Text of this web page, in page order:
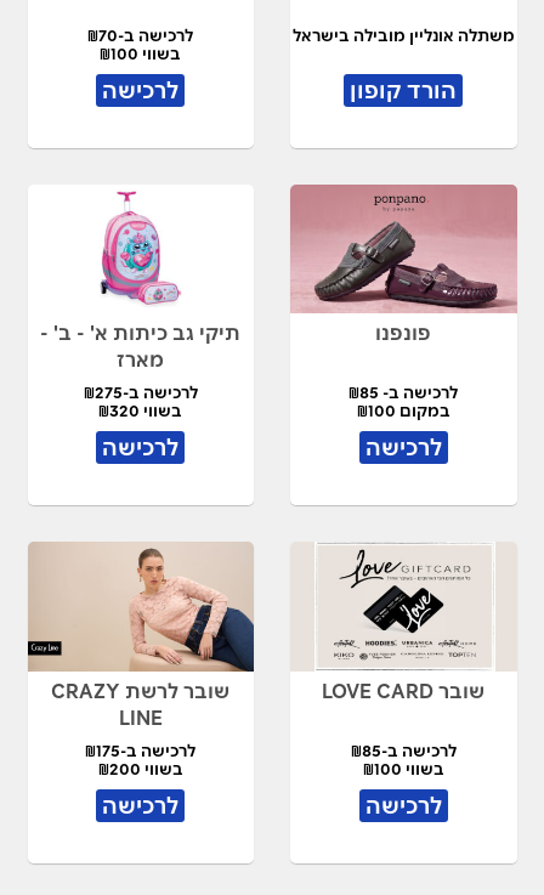
משתלה אונליין מובילה בישראל
הורד קופון
לרכישה ב-₪70
בשווי ₪100
לרכישה
פונפנו
לרכישה ב- ₪85
במקום ₪100
לרכישה
תיקי גב כיתות א' - ב' -
מארז
לרכישה ב-₪275
בשווי ₪320
לרכישה
שובר LOVE CARD
לרכישה ב-₪85
בשווי ₪100
לרכישה
שובר לרשת CRAZY
LINE
לרכישה ב-₪175
בשווי ₪200
לרכישה